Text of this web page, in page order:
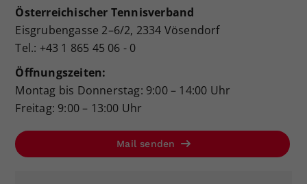
Österreichischer Tennisverband
Eisgrubengasse 2–6/2, 2334 Vösendorf
Tel.: +43 1 865 45 06 - 0
Öffnungszeiten:
Montag bis Donnerstag: 9:00 – 14:00 Uhr
Freitag: 9:00 – 13:00 Uhr
Mail senden